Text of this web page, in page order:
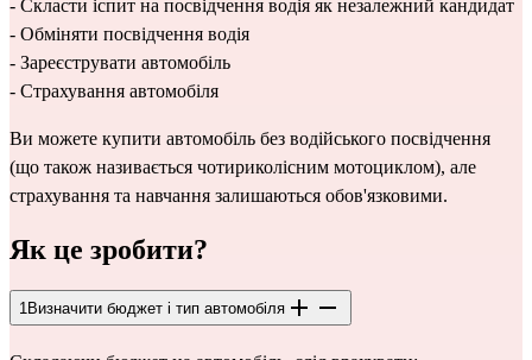
- Скласти іспит на посвідчення водія як незалежний кандидат
- Обміняти посвідчення водія
- Зареєструвати автомобіль
- Страхування автомобіля
Ви можете купити автомобіль без водійського посвідчення
(що також називається чотириколісним мотоциклом), але
страхування та навчання залишаються обов'язковими.
Як це зробити?
1Визначити бюджет і тип автомобіля